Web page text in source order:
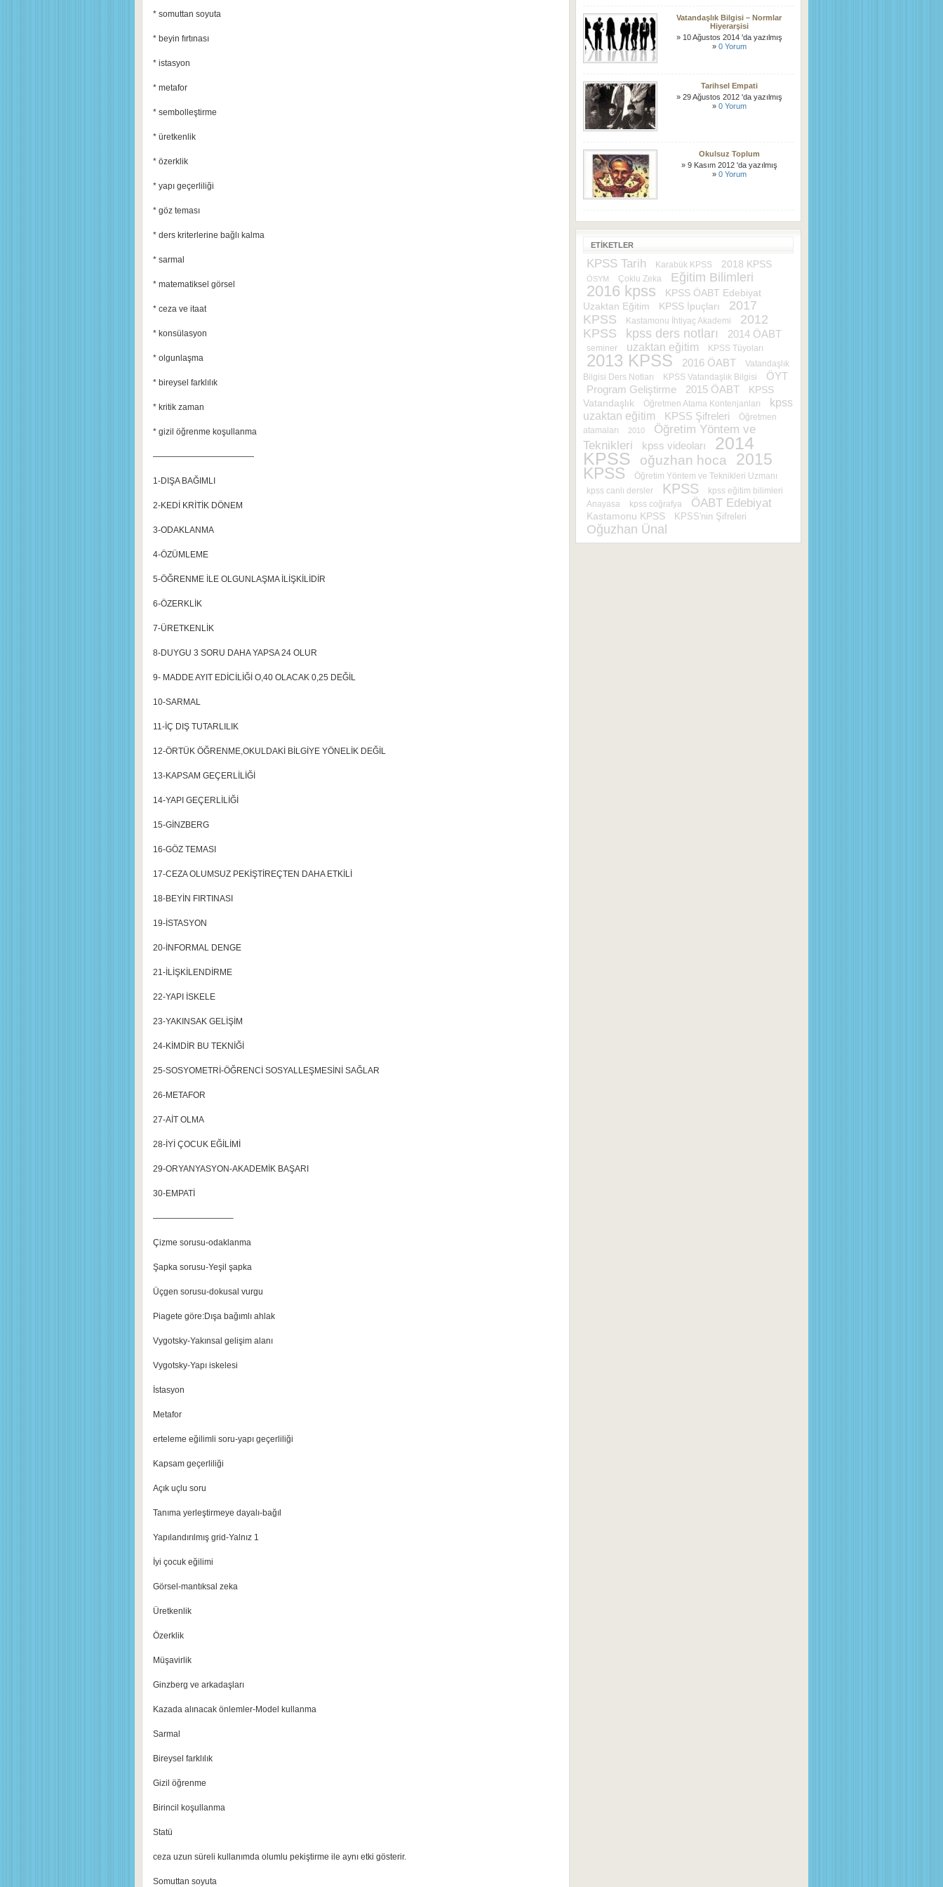
* somuttan soyuta
* beyin fırtınası
* istasyon
* metafor
* sembolleştirme
* üretkenlik
* özerklik
* yapı geçerliliği
* göz teması
* ders kriterlerine bağlı kalma
* sarmal
* matematiksel görsel
* ceza ve itaat
* konsülasyon
* olgunlaşma
* bireysel farklılık
* kritik zaman
* gizil öğrenme koşullanma
————————————
1-DIŞA BAĞIMLI
2-KEDİ KRİTİK DÖNEM
3-ODAKLANMA
4-ÖZÜMLEME
5-ÖĞRENME İLE OLGUNLAŞMA İLİŞKİLİDİR
6-ÖZERKLİK
7-ÜRETKENLİK
8-DUYGU 3 SORU DAHA YAPSA 24 OLUR
9- MADDE AYIT EDİCİLİĞİ O,40 OLACAK 0,25 DEĞİL
10-SARMAL
11-İÇ DIŞ TUTARLILIK
12-ÖRTÜK ÖĞRENME,OKULDAKİ BİLGİYE YÖNELİK DEĞİL
13-KAPSAM GEÇERLİLİĞİ
14-YAPI GEÇERLİLİĞİ
15-GİNZBERG
16-GÖZ TEMASI
17-CEZA OLUMSUZ PEKİŞTİREÇTEN DAHA ETKİLİ
18-BEYİN FIRTINASI
19-İSTASYON
20-İNFORMAL DENGE
21-İLİŞKİLENDİRME
22-YAPI İSKELE
23-YAKINSAK GELİŞİM
24-KİMDİR BU TEKNİĞİ
25-SOSYOMETRİ-ÖĞRENCİ SOSYALLEŞMESİNİ SAĞLAR
26-METAFOR
27-AİT OLMA
28-İYİ ÇOCUK EĞİLİMİ
29-ORYANYASYON-AKADEMİK BAŞARI
30-EMPATİ
—————————–
Çizme sorusu-odaklanma
Şapka sorusu-Yeşil şapka
Üçgen sorusu-dokusal vurgu
Piagete göre:Dışa bağımlı ahlak
Vygotsky-Yakınsal gelişim alanı
Vygotsky-Yapı iskelesi
İstasyon
Metafor
erteleme eğilimli soru-yapı geçerliliği
Kapsam geçerliliği
Açık uçlu soru
Tanıma yerleştirmeye dayalı-bağıl
Yapılandırılmış grid-Yalnız 1
İyi çocuk eğilimi
Görsel-mantıksal zeka
Üretkenlik
Özerklik
Müşavirlik
Ginzberg ve arkadaşları
Kazada alınacak önlemler-Model kullanma
Sarmal
Bireysel farklılık
Gizil öğrenme
Birincil koşullanma
Statü
ceza uzun süreli kullanımda olumlu pekiştirme ile aynı etki gösterir.
Somuttan soyuta
Vatandaşlık Bilgisi – Normlar
Hiyerarşisi
» 10 Ağustos 2014 'da yazılmış
» 0 Yorum
Tarihsel Empati
» 29 Ağustos 2012 'da yazılmış
» 0 Yorum
Okulsuz Toplum
» 9 Kasım 2012 'da yazılmış
» 0 Yorum
ETIKETLER
KPSS Tarih Karabük KPSS 2018 KPSS
ÖSYM Çoklu Zeka Eğitim Bilimleri
2016 kpss
KPSS ÖABT Edebiyat
Uzaktan Eğitim
KPSS İpuçları
2017
KPSS
Kastamonu İhtiyaç Akademi
2012
KPSS
kpss ders notları 2014 ÖABT
seminer uzaktan eğitim KPSS Tüyoları
2013 KPSS 2016 ÖABT
Vatandaşlık
Bilgisi Ders Notları
KPSS Vatandaşlık Bilgisi ÖYT
Program Geliştirme 2015 ÖABT
KPSS
Vatandaşlık
Öğretmen Atama Kontenjanları
kpss
uzaktan eğitim
KPSS Şifreleri
Öğretmen
atamaları
2010
Öğretim Yöntem ve
Teknikleri
kpss videoları 2014
KPSS oğuzhan hoca 2015
KPSS Öğretim Yöntem ve Teknikleri Uzmanı
kpss canlı dersler KPSS
kpss eğitim bilimleri
Anayasa
kpss coğrafya ÖABT Edebiyat
Kastamonu KPSS KPSS'nin Şifreleri
Oğuzhan Ünal